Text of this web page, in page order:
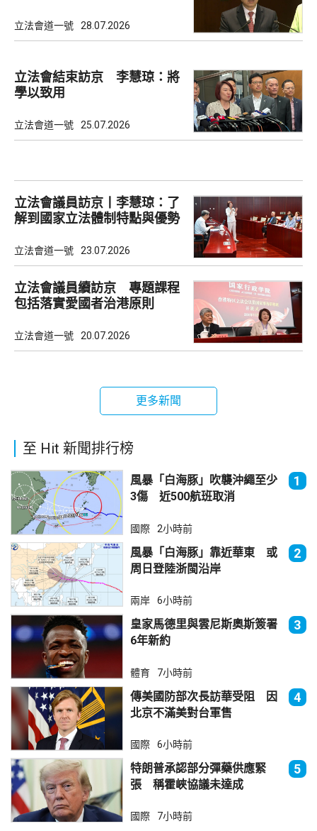
立法會道一號 28.07.2026
立法會結束訪京 李慧琼：將
學以致用
立法會道一號 25.07.2026
立法會議員訪京丨李慧琼：了
解到國家立法體制特點與優勢
立法會道一號 23.07.2026
立法會議員續訪京 專題課程
包括落實愛國者治港原則
立法會道一號 20.07.2026
更多新聞
至 Hit 新聞排行榜
風暴「白海豚」吹襲沖繩至少
3傷 近500航班取消
1
國際 2小時前
風暴「白海豚」靠近華東 或
周日登陸浙閩沿岸
2
兩岸 6小時前
皇家馬德里與雲尼斯奧斯簽署
6年新約
3
體育 7小時前
傳美國防部次長訪華受阻 因
北京不滿美對台軍售
4
國際 6小時前
特朗普承認部分彈藥供應緊
張 稱霍峽協議未達成
5
國際 7小時前